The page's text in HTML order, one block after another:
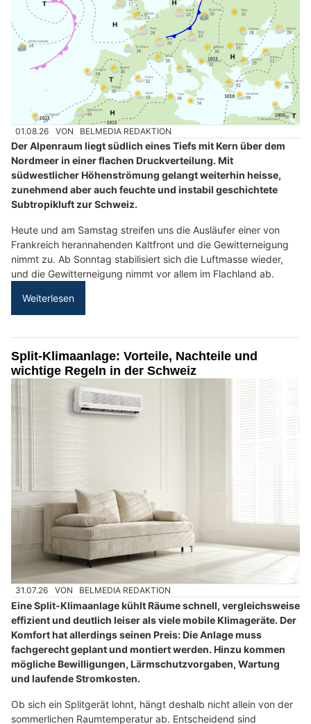
01.08.26 VON BELMEDIA REDAKTION
Der Alpenraum liegt südlich eines Tiefs mit Kern über dem
Nordmeer in einer flachen Druckverteilung. Mit
südwestlicher Höhenströmung gelangt weiterhin heisse,
zunehmend aber auch feuchte und instabil geschichtete
Subtropikluft zur Schweiz.
Heute und am Samstag streifen uns die Ausläufer einer von
Frankreich herannahenden Kaltfront und die Gewitterneigung
nimmt zu. Ab Sonntag stabilisiert sich die Luftmasse wieder,
und die Gewitterneigung nimmt vor allem im Flachland ab.
Weiterlesen
Split-Klimaanlage: Vorteile, Nachteile und
wichtige Regeln in der Schweiz
31.07.26 VON BELMEDIA REDAKTION
Eine Split-Klimaanlage kühlt Räume schnell, vergleichsweise
effizient und deutlich leiser als viele mobile Klimageräte. Der
Komfort hat allerdings seinen Preis: Die Anlage muss
fachgerecht geplant und montiert werden. Hinzu kommen
mögliche Bewilligungen, Lärmschutzvorgaben, Wartung
und laufende Stromkosten.
Ob sich ein Splitgerät lohnt, hängt deshalb nicht allein von der
sommerlichen Raumtemperatur ab. Entscheidend sind